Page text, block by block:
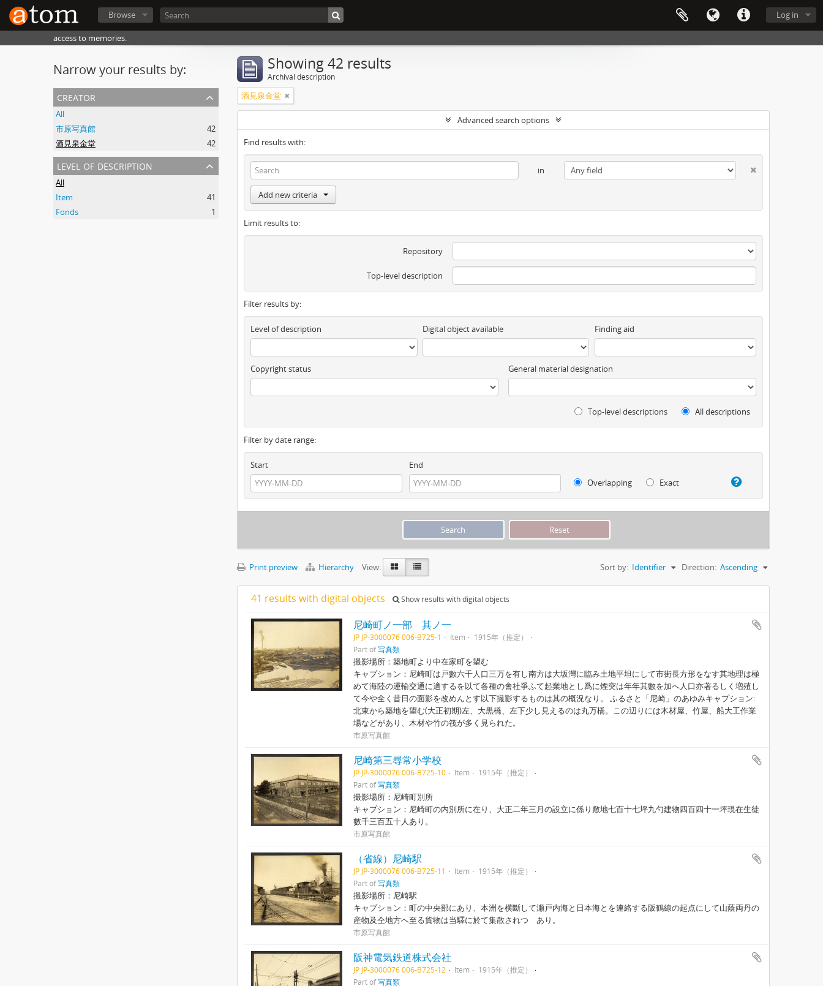
Log in
Browse
access to memories.
Narrow your results by:
creator
All
市原写真館
42
酒見泉金堂
42
level of description
All
Item
41
Fonds
1
Showing 42 results
Archival description
酒見泉金堂
Advanced search options
Find results with:
in
Add new criteria
Limit results to:
Repository
Top-level description
Filter results by:
Level of description Digital object available Finding aid
Copyright status General material designation
Top-level descriptions All descriptions
Filter by date range:
Start
End
Overlapping
Exact
Print preview Hierarchy View: Sort by: Identifier Direction: Ascending
41 results with digital objects Show results with digital objects
尼崎町ノ一部 其ノ一
JP JP-3000076 006-B725-1 Item
1915年（推定）
Part of写真類
撮影場所：築地町より中在家町を望む
キャプション：尼崎町は戸數六千人口三万を有し南方は大坂灣に臨み土地平坦にして市街長方形をなす其地理は極
めて海陸の運輸交通に適するを以て各種の會社爭ふて起業地とし爲に煙突は年年其數を加へ人口亦著るしく増殖し
て今や全く昔日の面影を改めんとす以下撮影するものは其の概況なり。 ふるさと「尼崎」のあゆみキャプション:
北東から築地を望む(大正初期)左、大黒橋、左下少し見えるのは丸万橋。この辺りには木材屋、竹屋、船大工作業
場などがあり、木材や竹の筏が多く見られた。
市原写真館
尼崎第三尋常小学校
JP JP-3000076 006-B725-10 Item
1915年（推定）
Part of写真類
撮影場所：尼崎町別所
キャプション：尼崎町の内別所に在り、大正二年三月の設立に係り敷地七百十七坪九勺建物四百四十一坪現在生徒
數千三百五十人あり。
市原写真館
（省線）尼崎駅
JP JP-3000076 006-B725-11 Item
1915年（推定）
Part of写真類
撮影場所：尼崎駅
キャプション：町の中央部にあり、本洲を横斷して瀬戸内海と日本海とを連絡する阪鶴線の起点にして山蔭両丹の
産物及仝地方へ至る貨物は当驛に於て集散されつゝあり。
市原写真館
阪神電気鉄道株式会社
JP JP-3000076 006-B725-12 Item
1915年（推定）
Part of写真類